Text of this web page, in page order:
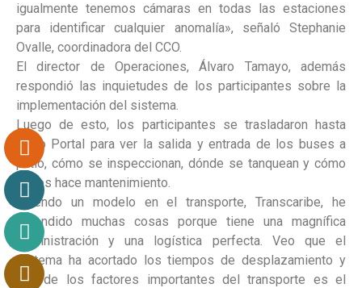
igualmente tenemos cámaras en todas las estaciones
para identificar cualquier anomalía», señaló Stephanie
Ovalle, coordinadora del CCO.
El director de Operaciones, Álvaro Tamayo, además
respondió las inquietudes de los participantes sobre la
implementación del sistema.
Luego de esto, los participantes se trasladaron hasta
Patio Portal para ver la salida y entrada de los buses a
patio, cómo se inspeccionan, dónde se tanquean y cómo
se les hace mantenimiento.
«Siendo un modelo en el transporte, Transcaribe, he
aprendido muchas cosas porque tiene una magnífica
administración y una logística perfecta. Veo que el
sistema ha acortado los tiempos de desplazamiento y
uno de los factores importantes del transporte es el